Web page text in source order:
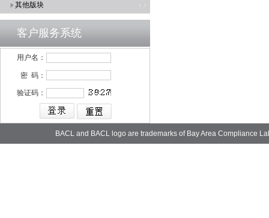
其他版块
客户服务系统
用户名：
密 码：
验证码：
BACL and BACL logo are trademarks of Bay Area